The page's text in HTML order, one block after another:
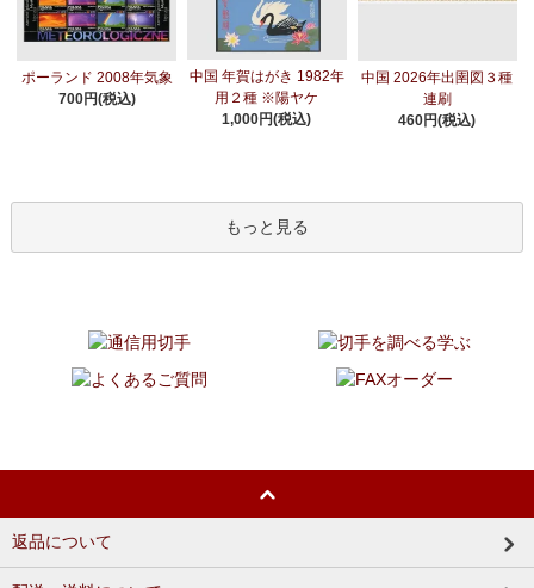
ポーランド 2008年気象
700円(税込)
中国 年賀はがき 1982年
用２種 ※陽ヤケ
1,000円(税込)
中国 2026年出圉図３種
連刷
460円(税込)
もっと見る
返品について